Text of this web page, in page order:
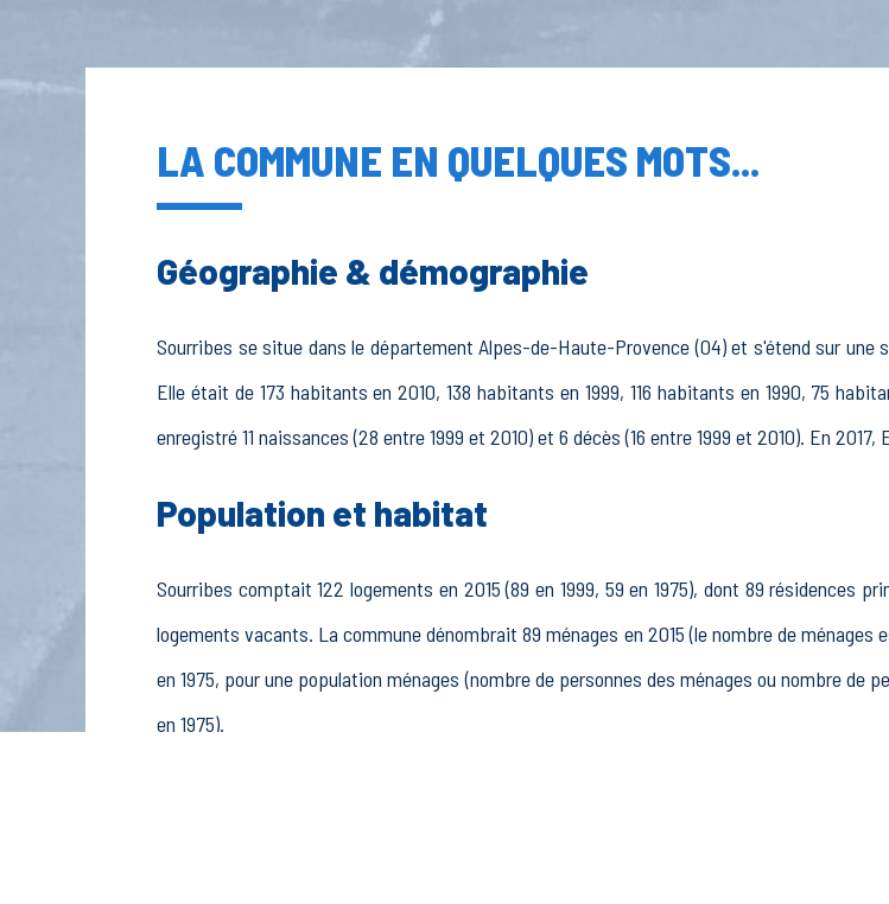
LA COMMUNE EN QUELQUES MOTS...
Géographie & démographie
Sourribes se situe dans le département Alpes-de-Haute-Provence (04) et s'étend sur une
Elle était de 173 habitants en 2010, 138 habitants en 1999, 116 habitants en 1990, 75
enregistré 11 naissances (28 entre 1999 et 2010) et 6 décès (16 entre 1999 et 2010). En
Population et habitat
Sourribes comptait 122 logements en 2015 (89 en 1999, 59 en 1975), dont 89 résidences
logements vacants. La commune dénombrait 89 ménages en 2015 (le nombre de
en 1975, pour une population ménages (nombre de personnes des ménages ou nombre de
en 1975).